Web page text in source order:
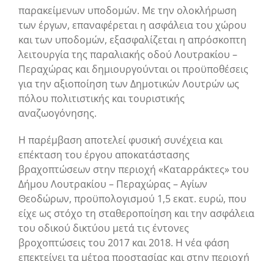
παρακείμενων υποδομών. Με την ολοκλήρωση
των έργων, επαναφέρεται η ασφάλεια του χώρου
και των υποδομών, εξασφαλίζεται η απρόσκοπτη
λειτουργία της παραλιακής οδού Λουτρακίου –
Περαχώρας και δημιουργούνται οι προϋποθέσεις
για την αξιοποίηση των Δημοτικών Λουτρών ως
πόλου πολιτιστικής και τουριστικής
αναζωογόνησης.
Η παρέμβαση αποτελεί φυσική συνέχεια και
επέκταση του έργου αποκατάστασης
βραχοπτώσεων στην περιοχή «Καταρράκτες» του
Δήμου Λουτρακίου – Περαχώρας – Αγίων
Θεοδώρων, προϋπολογισμού 1,5 εκατ. ευρώ, που
είχε ως στόχο τη σταθεροποίηση και την ασφάλεια
του οδικού δικτύου μετά τις έντονες
βροχοπτώσεις του 2017 και 2018. Η νέα φάση
επεκτείνει τα μέτρα προστασίας και στην περιοχή